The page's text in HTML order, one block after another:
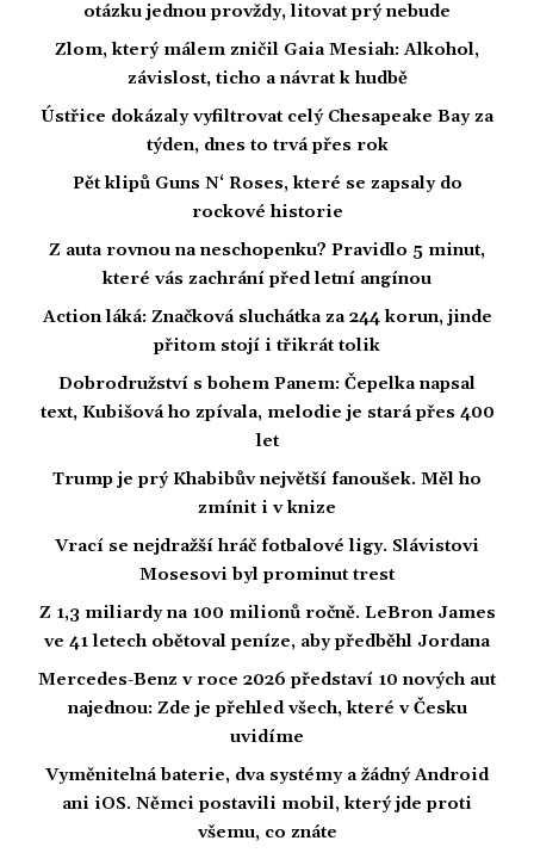
otázku jednou provždy, litovat prý nebude
Zlom, který málem zničil Gaia Mesiah: Alkohol,
závislost, ticho a návrat k hudbě
Ústřice dokázaly vyfiltrovat celý Chesapeake Bay za
týden, dnes to trvá přes rok
Pět klipů Guns N‘ Roses, které se zapsaly do
rockové historie
Z auta rovnou na neschopenku? Pravidlo 5 minut,
které vás zachrání před letní angínou
Action láká: Značková sluchátka za 244 korun, jinde
přitom stojí i třikrát tolik
Dobrodružství s bohem Panem: Čepelka napsal
text, Kubišová ho zpívala, melodie je stará přes 400
let
Trump je prý Khabibův největší fanoušek. Měl ho
zmínit i v knize
Vrací se nejdražší hráč fotbalové ligy. Slávistovi
Mosesovi byl prominut trest
Z 1,3 miliardy na 100 milionů ročně. LeBron James
ve 41 letech obětoval peníze, aby předběhl Jordana
Mercedes-Benz v roce 2026 představí 10 nových aut
najednou: Zde je přehled všech, které v Česku
uvidíme
Vyměnitelná baterie, dva systémy a žádný Android
ani iOS. Němci postavili mobil, který jde proti
všemu, co znáte